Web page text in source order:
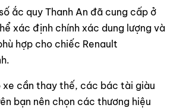
ắc quy Thanh An đã cung cấp ở
xác định chính xác dung lượng và
hợp cho chiếc Renault
xe cần thay thế, các bác tài giàu
bạn nên chọn các thương hiệu